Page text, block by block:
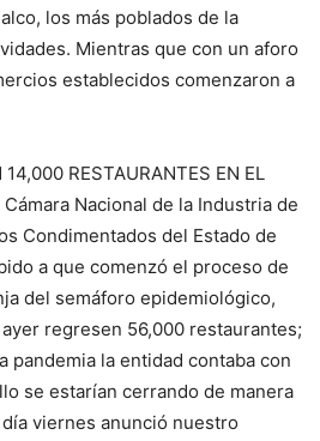
los más poblados de la
Mientras que con un aforo
establecidos comenzaron a
RESTAURANTES EN EL
Cámara Nacional de la Industria de
Condimentados del Estado de
a que comenzó el proceso de
del semáforo epidemiológico,
regresen 56,000 restaurantes;
pandemia la entidad contaba con
se estarían cerrando de manera
viernes anunció nuestro